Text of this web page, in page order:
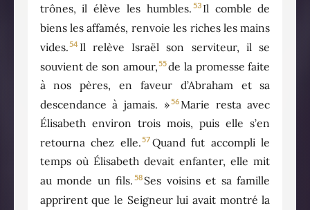
trônes, il élève les humbles. 53 Il comble de
biens les affamés, renvoie les riches les mains
vides. 54 Il relève Israël son serviteur, il se
souvient de son amour,55de la promesse faite
à nos pères, en faveur d’Abraham et sa
descendance à jamais. »56Marie resta avec
Élisabeth environ trois mois, puis elle s’en
retourna chez elle.57 Quand fut accompli le
temps où Élisabeth devait enfanter, elle mit
au monde un fils. 58 Ses voisins et sa famille
apprirent que le Seigneur lui avait montré la